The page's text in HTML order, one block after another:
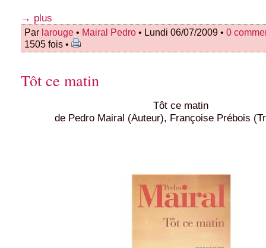
→ plus
Par larouge • Mairal Pedro • Lundi 06/07/2009 • 0
1505 fois •
Tôt ce matin
Tôt ce matin
de Pedro Mairal (Auteur), Françoise Prébois